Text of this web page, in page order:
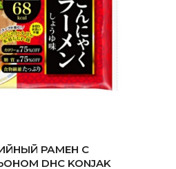
РАМЕН С
DHC KONJAK